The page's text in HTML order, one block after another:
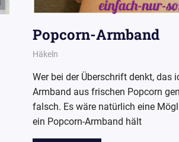
Popcorn-Armband
23. Oktober 2015
Wollpoesie
Häkeln
Wer bei der Überschrift denkt, das
Armband aus frischen Popcorn
falsch. Es wäre natürlich eine
ein Popcorn-Armband hält